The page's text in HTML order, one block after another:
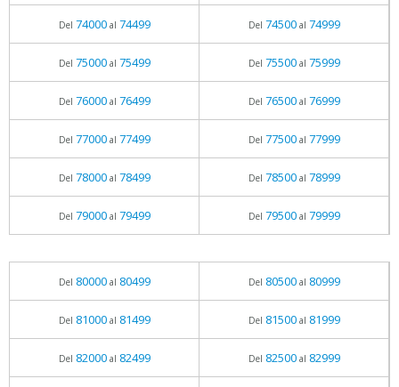
Del 74000al 74499 Del 74500al 74999
Del 75000al 75499 Del 75500al 75999
Del 76000al 76499 Del 76500al 76999
Del 77000al 77499 Del 77500al 77999
Del 78000al 78499 Del 78500al 78999
Del 79000al 79499 Del 79500al 79999
Del 80000al 80499 Del 80500al 80999
Del 81000al 81499 Del 81500al 81999
Del 82000al 82499 Del 82500al 82999